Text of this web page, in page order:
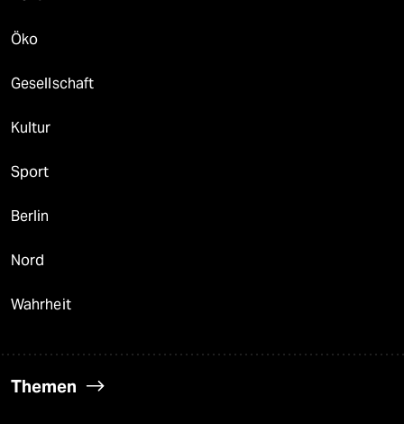
Öko
Gesellschaft
Kultur
Sport
Berlin
Nord
Wahrheit
Themen